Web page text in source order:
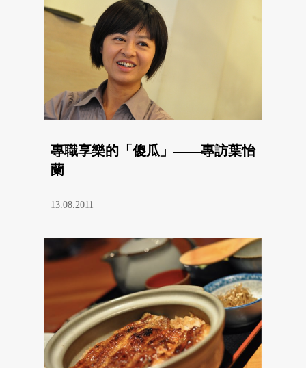
專職享樂的「傻瓜」——專訪葉怡
蘭
13.08.2011